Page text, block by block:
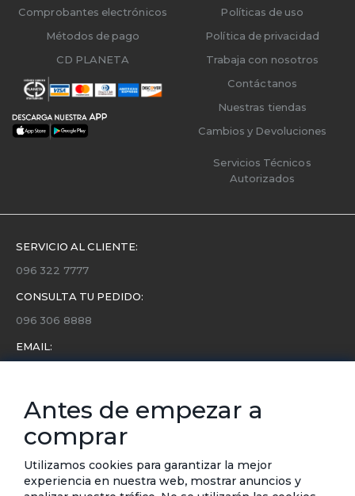
Comprobantes electrónicos
Métodos de pago
CD PLANETA
Políticas de uso
Política de privacidad
Trabaja con nosotros
Contáctanos
Nuestras tiendas
Cambios y Devoluciones
Servicios Técnicos
Autorizados
SERVICIO AL CLIENTE:
096 322 7777
CONSULTA TU PEDIDO:
096 306 8888
EMAIL:
Conoce toda la información sobre últimas colecciones,
eventos y ofertas.
Subscríbete a nuestro newsletter
Antes de empezar a
comprar
Utilizamos cookies para garantizar la mejor
experiencia en nuestra web, mostrar anuncios y